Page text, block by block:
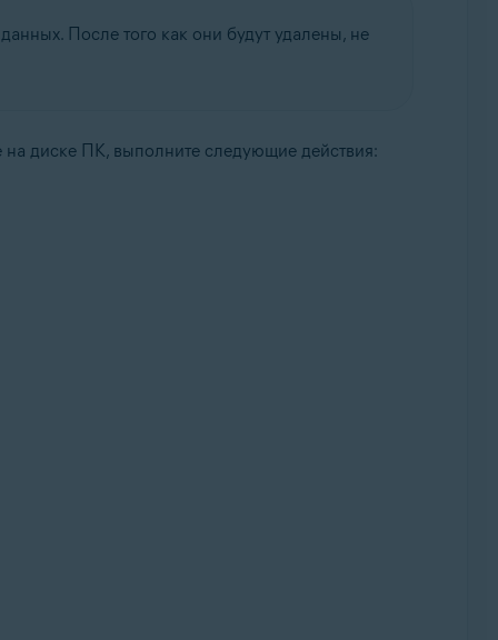
После того как они будут удалены, не
на диске ПК, выполните следующие действия: